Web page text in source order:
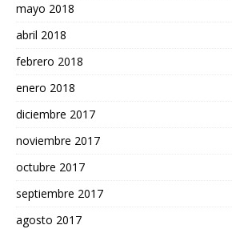
mayo 2018
abril 2018
febrero 2018
enero 2018
diciembre 2017
noviembre 2017
octubre 2017
septiembre 2017
agosto 2017